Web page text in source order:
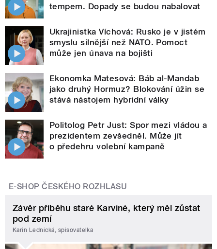
tempem. Dopady se budou nabalovat
Ukrajinistka Víchová: Rusko je v jistém
smyslu silnější než NATO. Pomoct
může jen únava na bojišti
Ekonomka Matesová: Báb al-Mandab
jako druhý Hormuz? Blokování úžin se
stává nástojem hybridní války
Politolog Petr Just: Spor mezi vládou a
prezidentem zevšedněl. Může jít
o předehru volební kampaně
E-SHOP ČESKÉHO ROZHLASU
Závěr příběhu staré Karviné, který měl zůstat
pod zemí
Karin Lednická, spisovatelka